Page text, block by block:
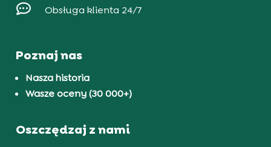
 Obsługa klienta 24/7
Poznaj nas
Nasza historia
Wasze oceny (30 000+)
Oszczędzaj z nami